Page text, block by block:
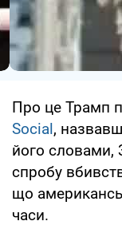
Про це Трамп
Social,
його словами,
спробу
що
часи.